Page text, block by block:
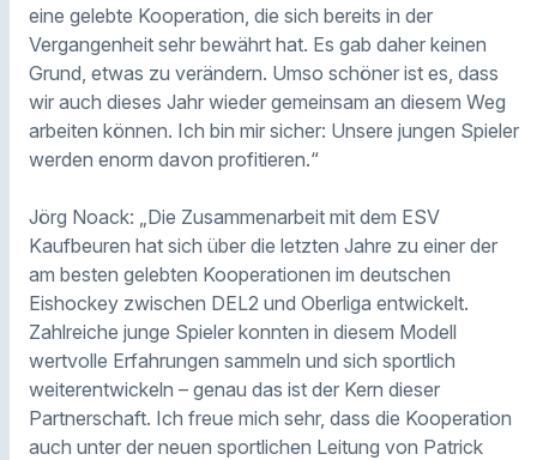
eine gelebte Kooperation, die sich bereits in der
Vergangenheit sehr bewährt hat. Es gab daher keinen
Grund, etwas zu verändern. Umso schöner ist es, dass
wir auch dieses Jahr wieder gemeinsam an diesem Weg
arbeiten können. Ich bin mir sicher: Unsere jungen Spieler
werden enorm davon profitieren.“
Jörg Noack: „Die Zusammenarbeit mit dem ESV
Kaufbeuren hat sich über die letzten Jahre zu einer der
am besten gelebten Kooperationen im deutschen
Eishockey zwischen DEL2 und Oberliga entwickelt.
Zahlreiche junge Spieler konnten in diesem Modell
wertvolle Erfahrungen sammeln und sich sportlich
weiterentwickeln – genau das ist der Kern dieser
Partnerschaft. Ich freue mich sehr, dass die Kooperation
auch unter der neuen sportlichen Leitung von Patrick